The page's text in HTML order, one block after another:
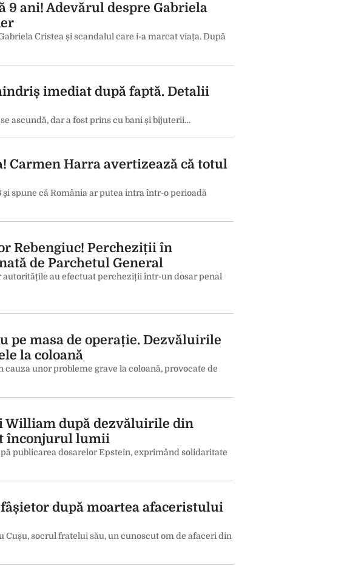
9 ani! Adevărul despre Gabriela
Cristea și scandalul care i-a marcat viața. După
imediat după faptă. Detalii
ascundă, dar a fost prins cu bani și bijuterii…
Carmen Harra avertizează că totul
spune că România ar putea intra într-o perioadă
Rebengiuc! Percheziții în
de Parchetul General
au efectuat percheziții într-un dosar penal
pe masa de operație. Dezvăluirile
la coloană
unor probleme grave la coloană, provocate de
William după dezvăluirile din
înconjurul lumii
publicarea dosarelor Epstein, exprimând solidaritate
după moartea afaceristului
socrul fratelui său, un cunoscut om de afaceri din